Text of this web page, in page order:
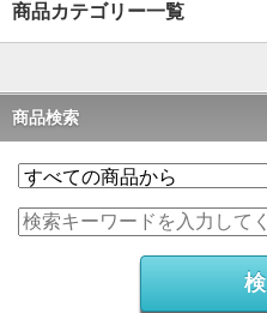
商品カテゴリー一覧
商品検索